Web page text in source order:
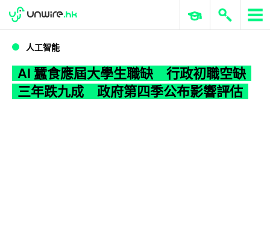
WWDC 2026 ERP 與商業 AI
人工智能
AI 蠶食應屆大學生職缺 行政初職空缺
三年跌九成 政府第四季公布影響評估